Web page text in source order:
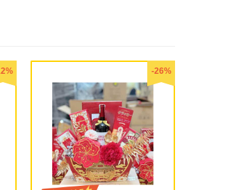
-26%